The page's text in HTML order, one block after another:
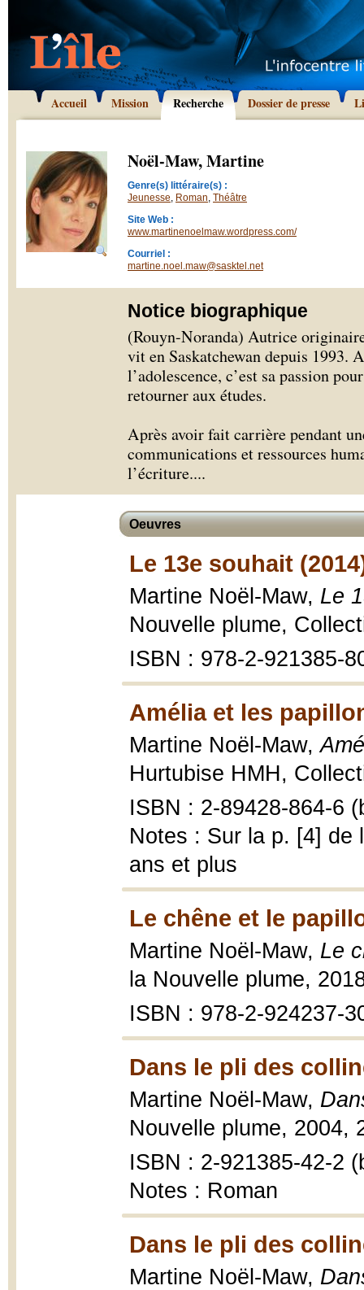
Accueil Mission Recherche Dossier de presse
Noël-Maw, Martine
Genre(s) littéraire(s) :
Jeunesse, Roman, Théâtre
Site Web :
www.martinenoelmaw.wordpress.com/
Courriel :
martine.noel.maw@sasktel.net
Notice biographique
(Rouyn-Noranda) Autrice
vit en Saskatchewan depuis 1993.
l’adolescence, c’est sa passion
retourner aux études.
Après avoir fait carrière pendant
communications et ressources
l’écriture....
Oeuvres
Le 13e souhait
Martine Noël-Maw, Le
Nouvelle plume,
ISBN : 978-2-921385-
Amélia et les
Martine Noël-Maw,
Hurtubise HMH,
ISBN : 2-89428-864-6
Notes : Sur la p. [4] de
ans et plus
Le chêne et le
Martine Noël-Maw, Le
la Nouvelle plume,
ISBN : 978-2-924237-
Dans le pli des
Martine Noël-Maw,
Nouvelle plume, 2004,
ISBN : 2-921385-42-2
Notes : Roman
Dans le pli des
Martine Noël-Maw,